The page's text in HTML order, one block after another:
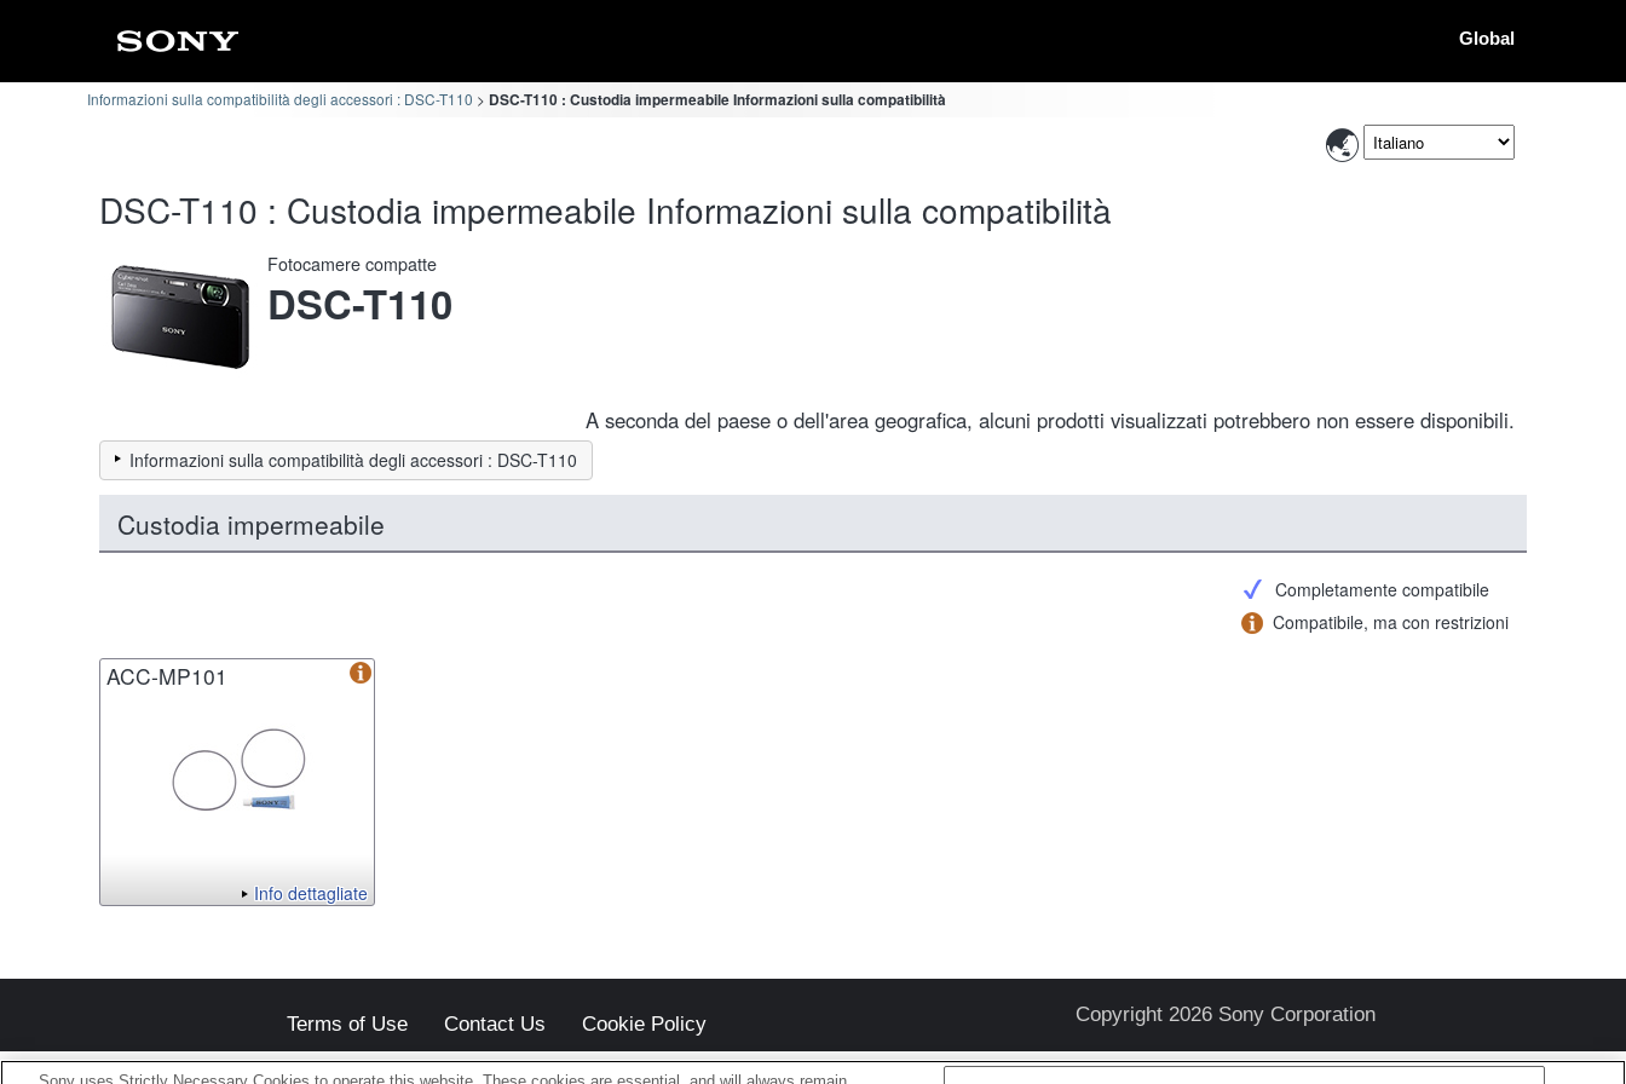
Global
Informazioni sulla compatibilità degli accessori : DSC-T110 DSC-T110 : Custodia impermeabile Informazioni sulla compatibilità
DSC-T110 : Custodia impermeabile Informazioni sulla compatibilità
Fotocamere compatte
DSC-T110
A seconda del paese o dell'area geografica, alcuni prodotti visualizzati potrebbero non essere disponibili.
Informazioni sulla compatibilità degli accessori : DSC-T110
Custodia impermeabile
Completamente compatibile
Compatibile, ma con restrizioni
ACC-MP101
Info dettagliate
Terms of Use Contact Us Cookie Policy Copyright 2026 Sony Corporation